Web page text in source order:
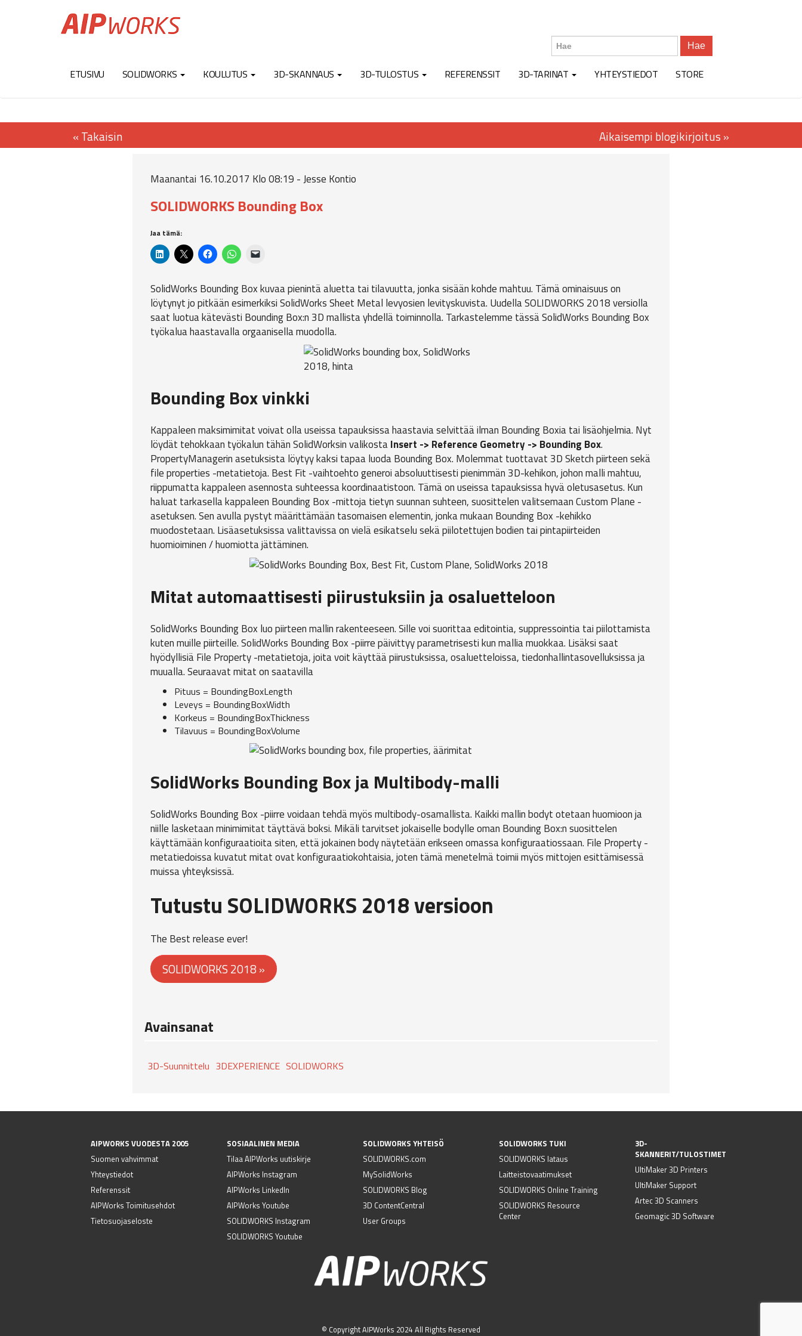
Hae
ETUSIVU SOLIDWORKS KOULUTUS 3D-SKANNAUS 3D-TULOSTUS REFERENSSIT 3D-TARINAT YHTEYSTIEDOT STORE
Maanantai 16.10.2017 Klo 08:19 - Jesse Kontio
SOLIDWORKS Bounding Box
Jaa tämä:
SolidWorks Bounding Box kuvaa pienintä aluetta tai tilavuutta, jonka sisään kohde mahtuu. Tämä ominaisuus on
löytynyt jo pitkään esimerkiksi SolidWorks Sheet Metal levyosien levityskuvista. Uudella SOLIDWORKS 2018 versiolla
saat luotua kätevästi Bounding Box:n 3D mallista yhdellä toiminnolla. Tarkastelemme tässä SolidWorks Bounding Box
työkalua haastavalla orgaanisella muodolla.
Bounding Box vinkki
Kappaleen maksimimitat voivat olla useissa tapauksissa haastavia selvittää ilman Bounding Boxia tai lisäohjelmia. Nyt
löydät tehokkaan työkalun tähän SolidWorksin valikostaInsert -> Reference Geometry -> Bounding Box.
PropertyManagerin asetuksista löytyy kaksi tapaa luoda Bounding Box. Molemmat tuottavat 3D Sketch piirteen sekä
file properties -metatietoja. Best Fit -vaihtoehto generoi absoluuttisesti pienimmän 3D-kehikon, johon malli mahtuu,
riippumatta kappaleen asennosta suhteessa koordinaatistoon. Tämä on useissa tapauksissa hyvä oletusasetus. Kun
haluat tarkasella kappaleen Bounding Box -mittoja tietyn suunnan suhteen, suosittelen valitsemaan Custom Plane -
asetuksen. Sen avulla pystyt määrittämään tasomaisen elementin, jonka mukaan Bounding Box -kehikko
muodostetaan. Lisäasetuksissa valittavissa on vielä esikatselu sekä piilotettujen bodien tai pintapiirteiden
huomioiminen / huomiotta jättäminen.
Mitat automaattisesti piirustuksiin ja osaluetteloon
SolidWorks Bounding Box luo piirteen mallin rakenteeseen. Sille voi suorittaa editointia, suppressointia tai piilottamista
kuten muille piirteille. SolidWorks Bounding Box -piirre päivittyy parametrisesti kun mallia muokkaa. Lisäksi saat
hyödyllisiä File Property -metatietoja, joita voit käyttää piirustuksissa, osaluetteloissa, tiedonhallintasovelluksissa ja
muualla. Seuraavat mitat on saatavilla
Pituus = BoundingBoxLength
Leveys = BoundingBoxWidth
Korkeus = BoundingBoxThickness
Tilavuus = BoundingBoxVolume
SolidWorks Bounding Box ja Multibody-malli
SolidWorks Bounding Box -piirre voidaan tehdä myös multibody-osamallista. Kaikki mallin bodyt otetaan huomioon ja
niille lasketaan minimimitat täyttävä boksi. Mikäli tarvitset jokaiselle bodylle oman Bounding Box:n suosittelen
käyttämään konfiguraatioita siten, että jokainen body näytetään erikseen omassa konfiguraatiossaan. File Property -
metatiedoissa kuvatut mitat ovat konfiguraatiokohtaisia, joten tämä menetelmä toimii myös mittojen esittämisessä
muissa yhteyksissä.
Tutustu SOLIDWORKS 2018 versioon
The Best release ever!
SOLIDWORKS 2018 »
Avainsanat
3D-Suunnittelu 3DEXPERIENCE SOLIDWORKS
AIPWORKS VUODESTA 2005
Suomen vahvimmat
Yhteystiedot
Referenssit
AIPWorks Toimitusehdot
Tietosuojaseloste
SOSIAALINEN MEDIA
Tilaa AIPWorks uutiskirje
AIPWorks Instagram
AIPWorks LinkedIn
AIPWorks Youtube
SOLIDWORKS Instagram
SOLIDWORKS Youtube
SOLIDWORKS YHTEISÖ
SOLIDWORKS.com
MySolidWorks
SOLIDWORKS Blog
3D ContentCentral
User Groups
SOLIDWORKS TUKI
SOLIDWORKS lataus
Laitteistovaatimukset
SOLIDWORKS Online Training
SOLIDWORKS Resource
Center
3D-
SKANNERIT/TULOSTIMET
UltiMaker 3D Printers
UltiMaker Support
Artec 3D Scanners
Geomagic 3D Software
© Copyright AIPWorks 2024 All Rights Reserved